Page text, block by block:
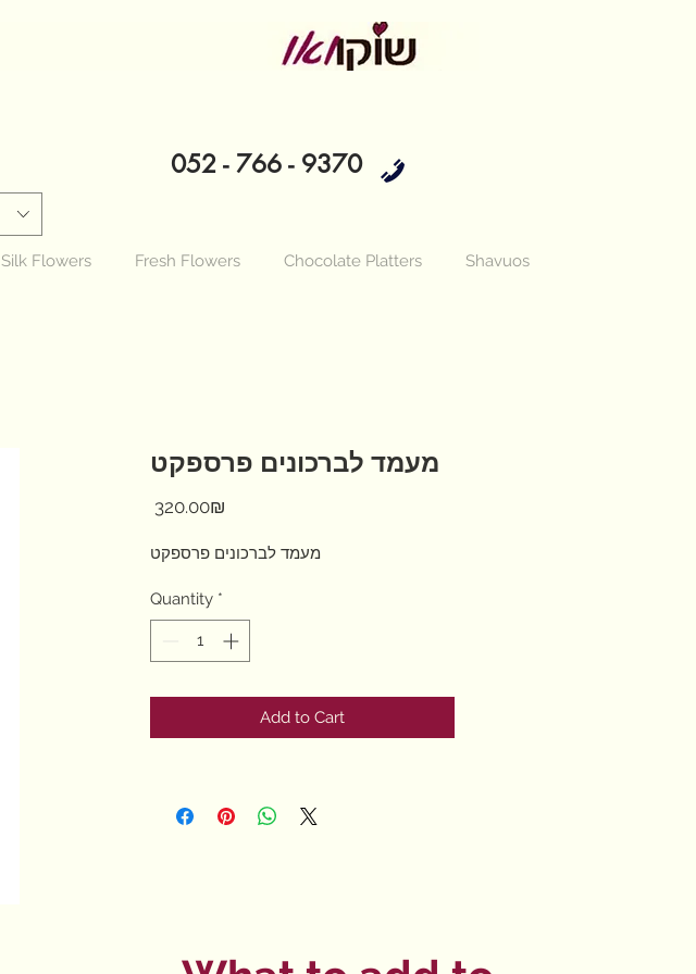
052 - 766 - 9370
Silk Flowers Fresh Flowers Chocolate Platters Shavuos
מעמד לברכונים פרספקט
‏320.00 ‏₪
מעמד לברכונים פרספקט
Quantity *
Add to Cart